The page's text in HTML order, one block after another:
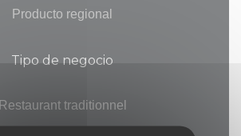
Producto regional
Tipo de negocio
Restaurant traditionnel
,